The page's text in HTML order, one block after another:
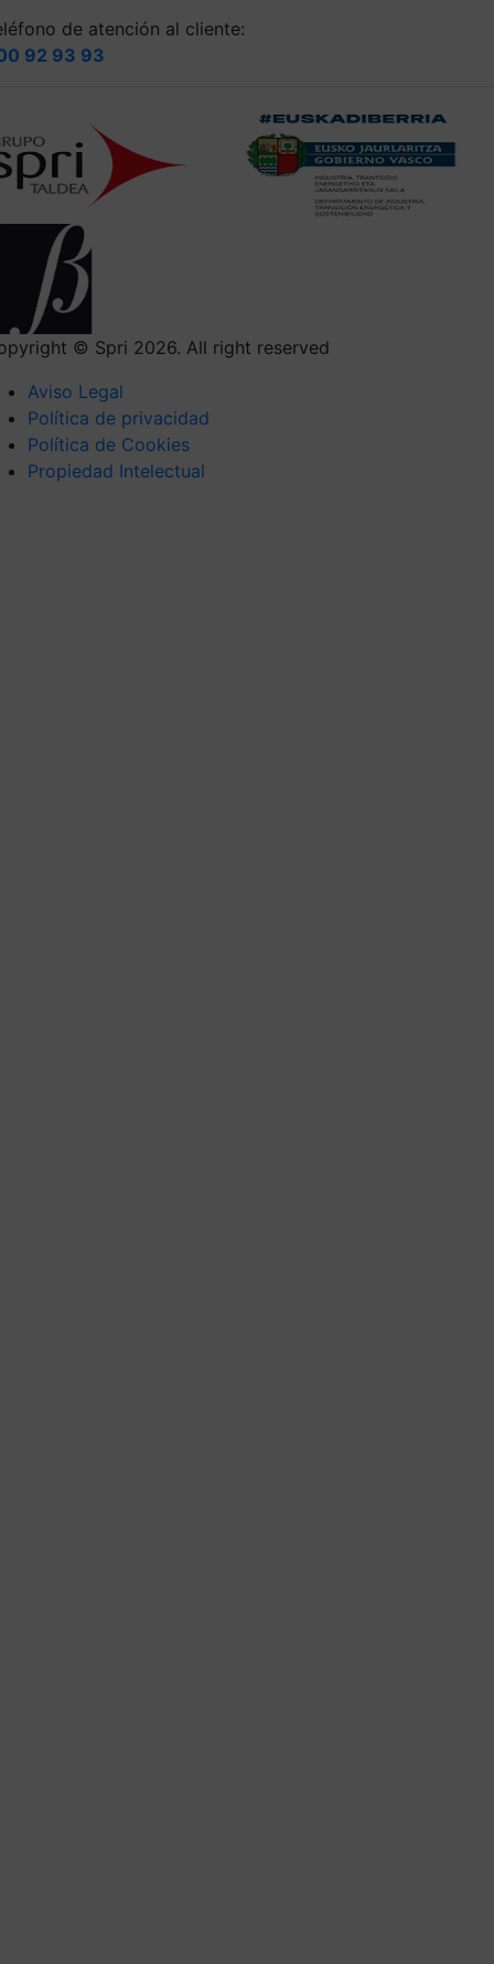
de atención al cliente:
92 93 93
© Spri 2026. All right reserved
Aviso Legal
Política de privacidad
Política de Cookies
Propiedad Intelectual